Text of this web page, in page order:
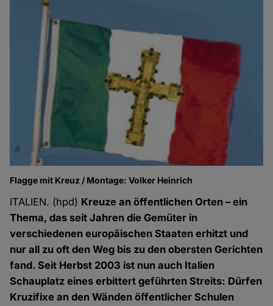
Flagge mit Kreuz / Montage: Volker Heinrich
ITALIEN. (hpd) Kreuze an öffentlichen Orten – ein
Thema, das seit Jahren die Gemüter in
verschiedenen europäischen Staaten erhitzt und
nur all zu oft den Weg bis zu den obersten Gerichten
fand. Seit Herbst 2003 ist nun auch Italien
Schauplatz eines erbittert geführten Streits: Dürfen
Kruzifixe an den Wänden öffentlicher Schulen